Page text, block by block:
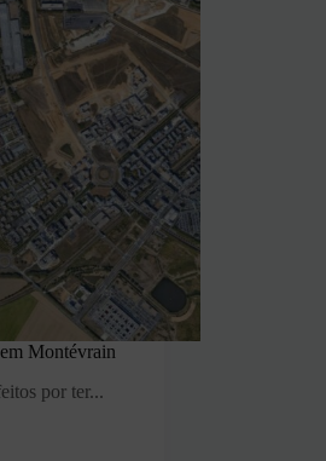
Montévrain
por ter...